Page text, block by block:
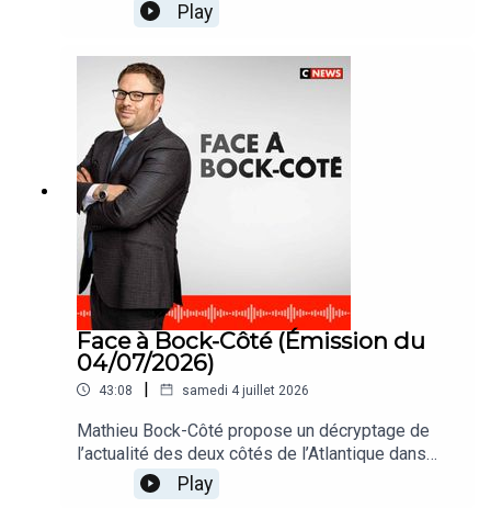
#FaceABockCote
Play
Face à Bock-Côté (Émission du
04/07/2026)
43:08 | samedi 4 juillet 2026
Mathieu Bock-Côté propose un décryptage de
l’actualité des deux côtés de l’Atlantique dans
#FaceABockCote
Play